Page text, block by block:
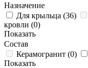
Назначение
Для крыльца (36)
кровли (0)
Показать
Состав
Керамогранит (0)
Показать